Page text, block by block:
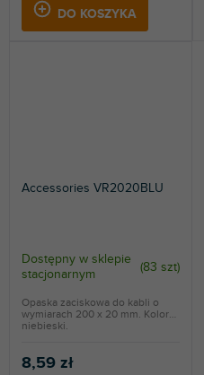
DO KOSZYKA
Accessories VR2020BLU
Dostępny w sklepie
stacjonarnym
(83 szt)
8,59 zł
Opaska zaciskowa do kabli o
wymiarach 200 x 20 mm. Kolor
niebieski.